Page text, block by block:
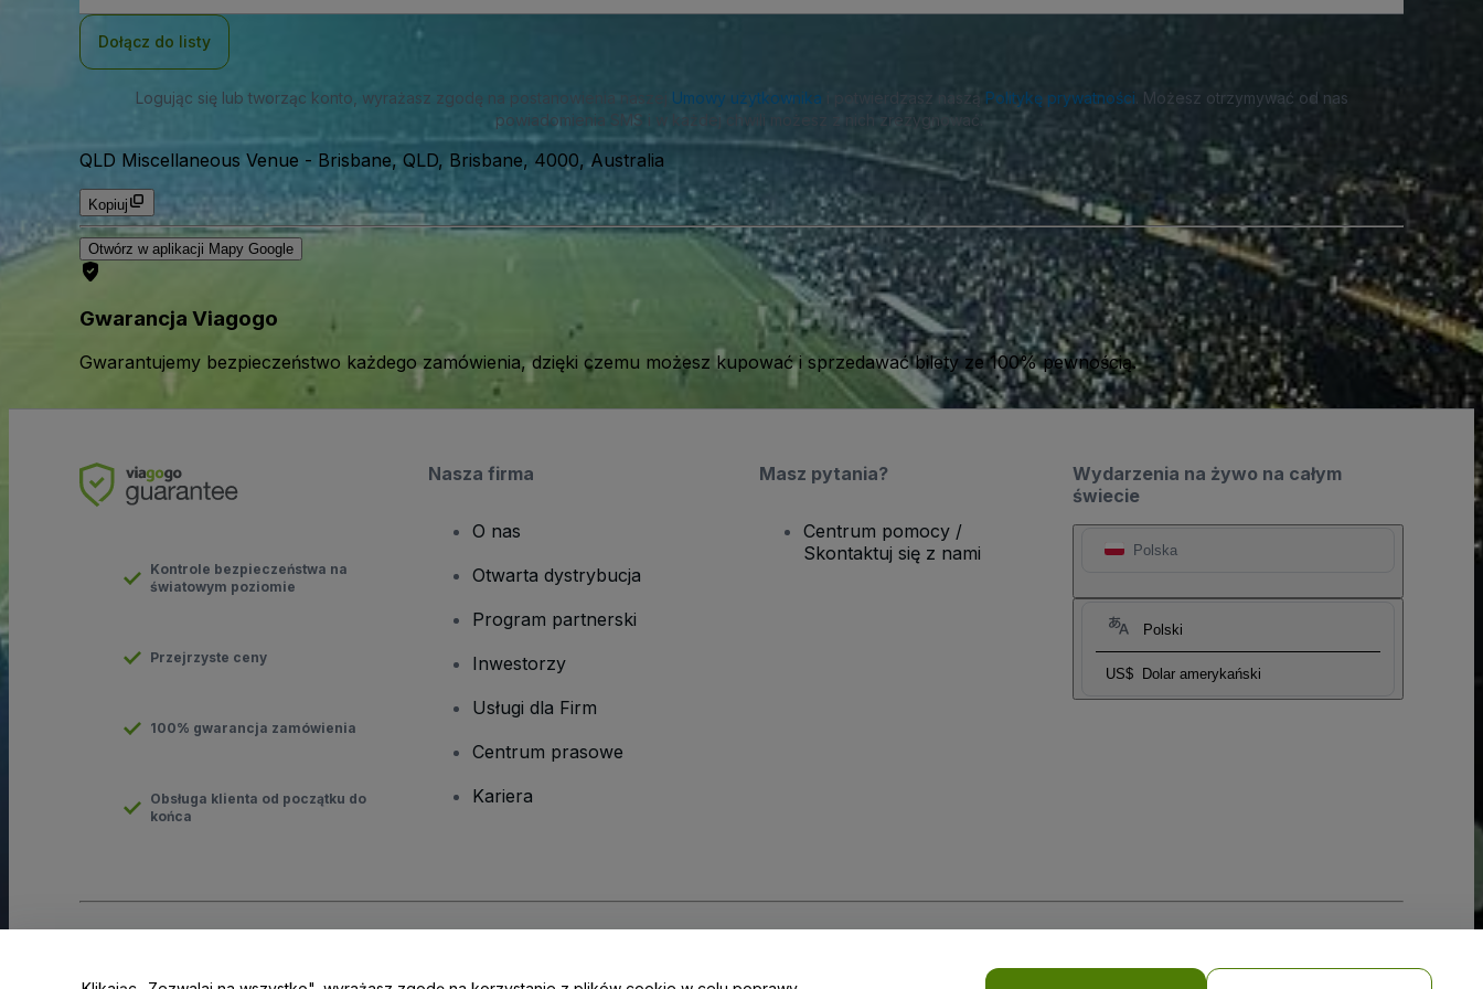
Dołącz do listy
Logując się lub tworząc konto, wyrażasz zgodę na postanowienia naszej Umowy użytkownika i potwierdzasz naszą Politykę prywatności . Możesz otrzymywać od nas
powiadomienia SMS i w każdej chwili możesz z nich zrezygnować.
QLD Miscellaneous Venue - Brisbane, QLD, Brisbane, 4000, Australia
Kopiuj
Otwórz w aplikacji Mapy Google
Gwarancja Viagogo
Gwarantujemy bezpieczeństwo każdego zamówienia, dzięki czemu możesz kupować i sprzedawać bilety ze 100% pewnością.
Wydarzenia na żywo na całym
świecie
Polska
Polski
US$ Dolar amerykański
Kontrole bezpieczeństwa na
światowym poziomie
Przejrzyste ceny
100% gwarancja zamówienia
Obsługa klienta od początku do
końca
Nasza firma
O nas
Otwarta dystrybucja
Program partnerski
Inwestorzy
Usługi dla Firm
Centrum prasowe
Kariera
Masz pytania?
Centrum pomocy /
Skontaktuj się z nami
Polityki prywatności w przypadku urządzeń mobilnych